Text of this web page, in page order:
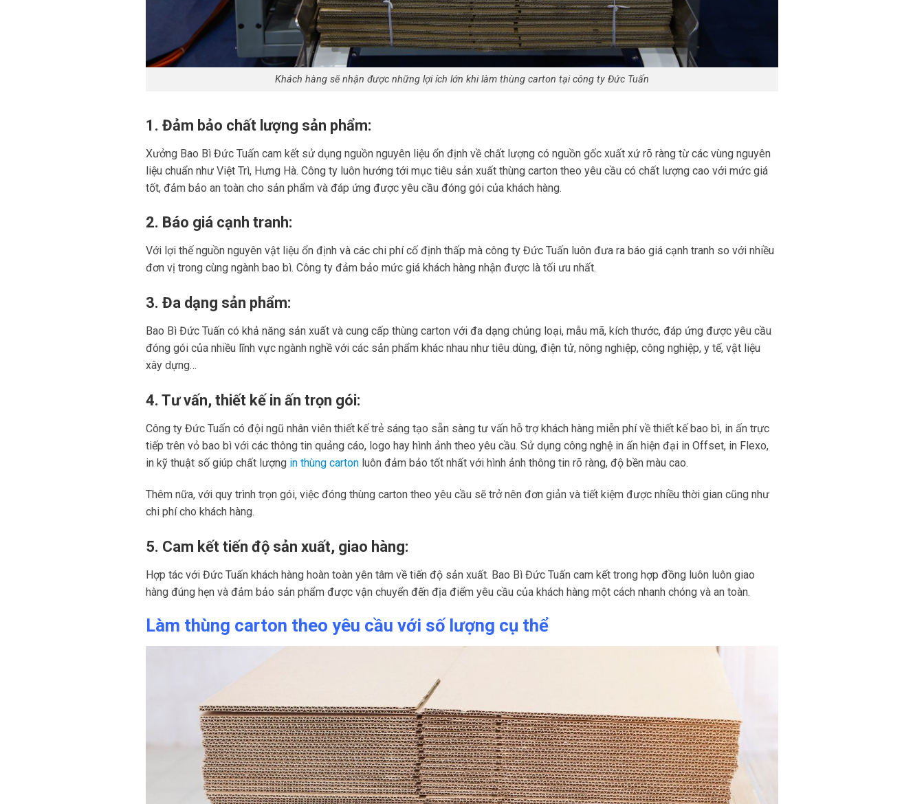
Khách hàng sẽ nhận được những lợi ích lớn khi làm thùng carton tại công ty Đức Tuấn
1. Đảm bảo chất lượng sản phẩm:
Xưởng Bao Bì Đức Tuấn cam kết sử dụng nguồn nguyên liệu ổn định về chất lượng có nguồn gốc xuất xứ rõ ràng từ các vùng nguyên
liệu chuẩn như Việt Trì, Hưng Hà. Công ty luôn hướng tới mục tiêu sản xuất thùng carton theo yêu cầu có chất lượng cao với mức giá
tốt, đảm bảo an toàn cho sản phẩm và đáp ứng được yêu cầu đóng gói của khách hàng.
2. Báo giá cạnh tranh:
Với lợi thế nguồn nguyên vật liệu ổn định và các chi phí cố định thấp mà công ty Đức Tuấn luôn đưa ra báo giá cạnh tranh so với nhiều
đơn vị trong cùng ngành bao bì. Công ty đảm bảo mức giá khách hàng nhận được là tối ưu nhất.
3. Đa dạng sản phẩm:
Bao Bì Đức Tuấn có khả năng sản xuất và cung cấp thùng carton với đa dạng chủng loại, mẫu mã, kích thước, đáp ứng được yêu cầu
đóng gói của nhiều lĩnh vực ngành nghề với các sản phẩm khác nhau như tiêu dùng, điện tử, nông nghiệp, công nghiệp, y tế, vật liệu
xây dựng…
4. Tư vấn, thiết kế in ấn trọn gói:
Công ty Đức Tuấn có đội ngũ nhân viên thiết kế trẻ sáng tạo sẵn sàng tư vấn hỗ trợ khách hàng miễn phí về thiết kế bao bì, in ấn trực
tiếp trên vỏ bao bì với các thông tin quảng cáo, logo hay hình ảnh theo yêu cầu. Sử dụng công nghệ in ấn hiện đại in Offset, in Flexo,
in kỹ thuật số giúp chất lượng in thùng carton luôn đảm bảo tốt nhất với hình ảnh thông tin rõ ràng, độ bền màu cao.
Thêm nữa, với quy trình trọn gói, việc đóng thùng carton theo yêu cầu sẽ trở nên đơn giản và tiết kiệm được nhiều thời gian cũng như
chi phí cho khách hàng.
5. Cam kết tiến độ sản xuất, giao hàng:
Hợp tác với Đức Tuấn khách hàng hoàn toàn yên tâm về tiến độ sản xuất. Bao Bì Đức Tuấn cam kết trong hợp đồng luôn luôn giao
hàng đúng hẹn và đảm bảo sản phẩm được vận chuyển đến địa điểm yêu cầu của khách hàng một cách nhanh chóng và an toàn.
Làm thùng carton theo yêu cầu với số lượng cụ thể